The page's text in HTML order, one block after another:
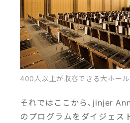
400人以上が収容できる大ホール
それではここから、jinjer
のプログラムをダイジェス